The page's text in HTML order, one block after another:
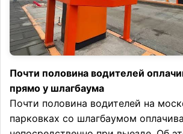
Почти половина водителей
прямо у шлагбаума
Почти половина водителей на
парковках со шлагбаумом